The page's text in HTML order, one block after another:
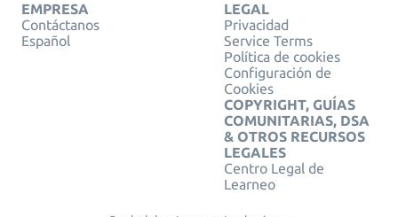
EMPRESA
Contáctanos
Español
LEGAL
Privacidad
Service Terms
Política de cookies
Configuración de
Cookies
COPYRIGHT, GUÍAS
COMUNITARIAS, DSA
& OTROS RECURSOS
LEGALES
Centro Legal de
Learneo